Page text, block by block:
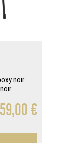
noir
€